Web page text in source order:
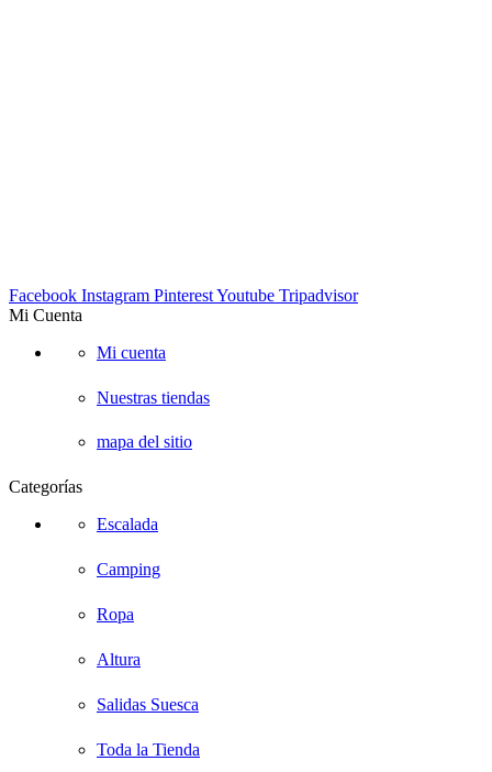
Facebook Instagram PinterestYoutube Tripadvisor
Mi Cuenta
Mi cuenta
Nuestras tiendas
mapa del sitio
Categorías
Escalada
Camping
Ropa
Altura
Salidas Suesca
Toda la Tienda